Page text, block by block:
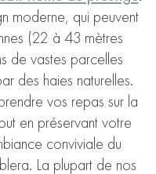
moderne, qui peuvent
(22 à 43 mètres
de vastes parcelles
des haies naturelles.
vos repas sur la
en préservant votre
conviviale du
La plupart de nos